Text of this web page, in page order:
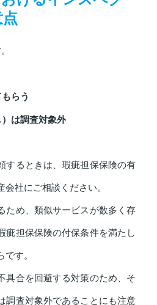
らう
は調査対象外
するときは、瑕疵担保保険の有
社にご相談ください。
ため、類似サービスが数多く存
疵担保保険の付保条件を満たし
す。
具合を回避する対策のため、そ
調査対象外であることにも注意